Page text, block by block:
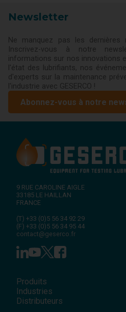
Newsletter
Ne manquez pas les dernières
Inscrivez-vous à notre
informations sur nos innovations
l'état des lubrifiants, nos
d'experts sur la maintenance
l'industrie avec GESERCO !
Abonnez-vous à notre
9 RUE CAROLINE AIGLE
33185 LE HAILLAN
FRANCE
(T) +33 (0)5 56 34 92 29
(F) +33 (0)5 56 34 95 44
contact@geserco.fr
Produits
Industries
Distributeurs